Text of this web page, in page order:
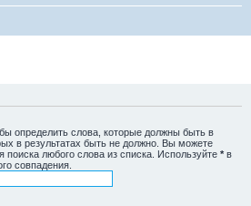
определить слова, которые должны быть в
в результатах быть не должно. Вы можете
поиска любого слова из списка. Используйте * в
совпадения.